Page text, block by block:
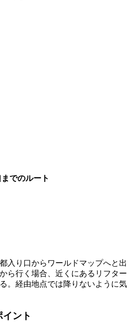
でのルート
入り口からワールドマップへと出
ら行く場合、近くにあるリフター
。経由地点では降りないように気
ント